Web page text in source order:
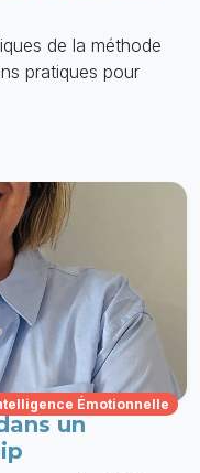
de la méthode
pratiques pour
Émotionnelle
un